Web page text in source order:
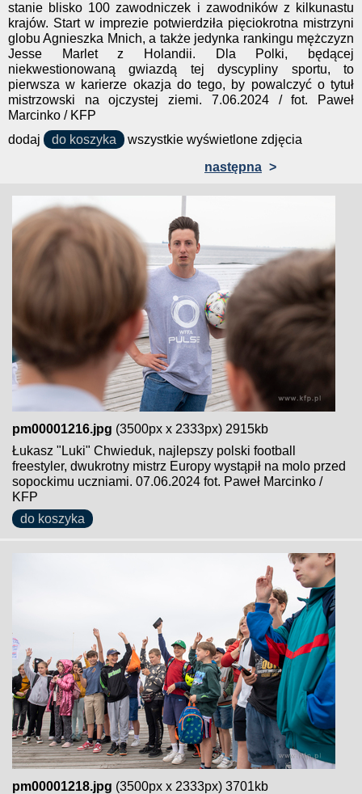
stanie blisko 100 zawodniczek i zawodników z kilkunastu
krajów. Start w imprezie potwierdziła pięciokrotna mistrzyni
globu Agnieszka Mnich, a także jedynka rankingu mężczyzn
Jesse Marlet z Holandii. Dla Polki, będącej
niekwestionowaną gwiazdą tej dyscypliny sportu, to
pierwsza w karierze okazja do tego, by powalczyć o tytuł
mistrzowski na ojczystej ziemi. 7.06.2024 / fot. Paweł
Marcinko / KFP
dodaj
do koszyka
wszystkie wyświetlone zdjęcia
następna >
pm00001216.jpg (3500px x 2333px) 2915kb
Łukasz "Luki" Chwieduk, najlepszy polski football
freestyler, dwukrotny mistrz Europy wystąpił na molo przed
sopockimu uczniami. 07.06.2024 fot. Paweł Marcinko /
KFP
do koszyka
pm00001218.jpg (3500px x 2333px) 3701kb